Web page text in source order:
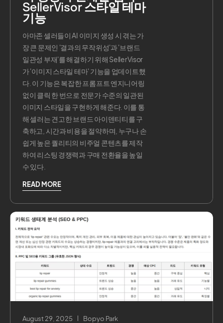
SellerVisor 스타일 테마
기능
아마존 셀러들이 AI 이미지 생성 시 겪는 가
장 큰 문제인 '결과의 무작위성'과 '브랜드
일관성 부재'를 해결하기 위해 SellerVisor
가 '이미지 스타일 테마' 기능을 업데이트했
다. 이 기능은 복잡한 프롬프트 엔지니어링
없이 클릭 한 번으로 전문가 수준의 일관된
이미지 스타일을 구현하게 해준다. 이를 통
해 셀러는 견고한 브랜드 아이덴티티를 구
축하고, 시간과 비용을 절약하며, 누구나 손
쉽게 높은 퀄리티의 비주얼 콘텐츠를 제작
하여 리스팅 경쟁력과 구매 전환율을 높일
수 있다.
READ MORE
August 29, 2025 Bopyo Park